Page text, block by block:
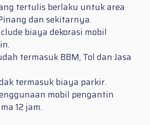
tertulis berlaku untuk area
dan sekitarnya.
biaya dekorasi mobil
termasuk BBM, Tol dan Jasa
termasuk biaya parkir.
mobil pengantin
12 jam.